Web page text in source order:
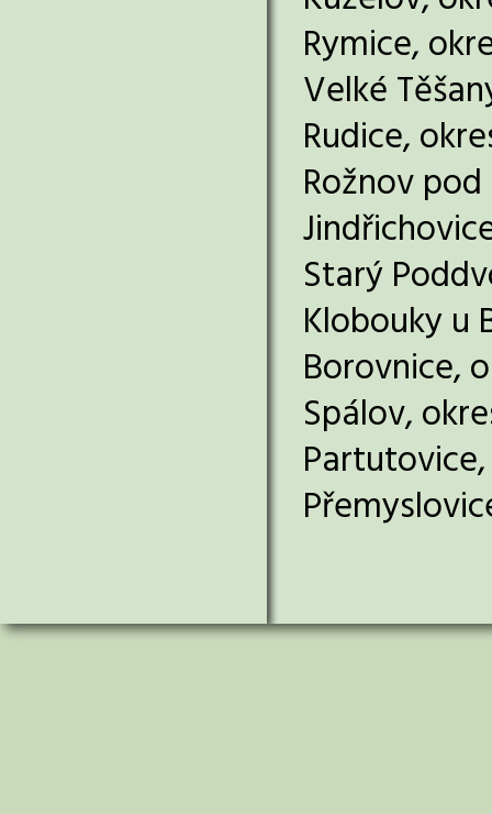
Rymice,
Velké
Rudice,
Rožnov
Starý
Klobouky u
Borovnice,
Spálov,